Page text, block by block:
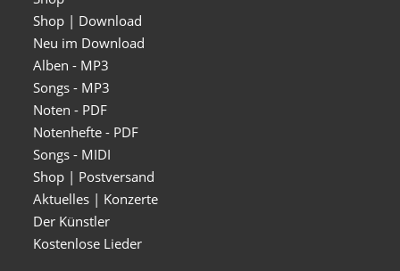
Shop | Download
Neu im Download
Alben - MP3
Songs - MP3
Noten - PDF
Notenhefte - PDF
Songs - MIDI
Shop | Postversand
Aktuelles | Konzerte
Der Künstler
Kostenlose Lieder